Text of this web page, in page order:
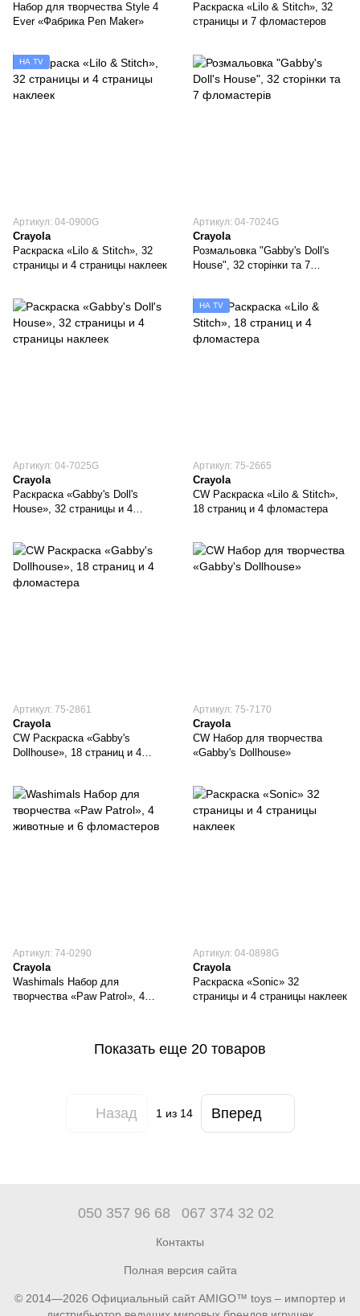
Набор для творчества Style 4
Ever «Фабрика Pen Maker»
Раскраска «Lilo & Stitch», 32
страницы и 7 фломастеров
НА TV
Артикул: 04-0900G
Crayola
Раскраска «Lilo & Stitch», 32
страницы и 4 страницы наклеек
Артикул: 04-7024G
Crayola
Розмальовка "Gabby's Doll's
House", 32 сторінки та 7
Артикул: 04-7025G
Crayola
Раскраска «Gabby's Doll's
House», 32 страницы и 4
НА TV
Артикул: 75-2665
Crayola
CW Раскраска «Lilo & Stitch»,
18 страниц и 4 фломастера
Артикул: 75-2861
Crayola
CW Раскраска «Gabby's
Dollhouse», 18 страниц и 4
Артикул: 75-7170
Crayola
CW Набор для творчества
«Gabby's Dollhouse»
Артикул: 74-0290
Crayola
Washimals Набор для
творчества «Paw Patrol», 4
Артикул: 04-0898G
Crayola
Раскраска «Sonic» 32
страницы и 4 страницы наклеек
Показать еще 20 товаров
Назад 1 из 14 Вперед
050 357 96 68 067 374 32 02
Контакты
Полная версия сайта
© 2014—2026 Официальный сайт AMIGO™ toys – импортер и